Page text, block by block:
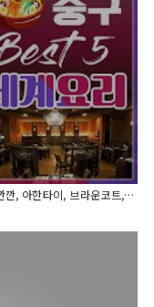
서울 중구에서 즐기는 세계요리 맛집 BEST5 (을지깐깐, 아한타이, 브라운코트, 루엘드샹들리에, 룽키 등)